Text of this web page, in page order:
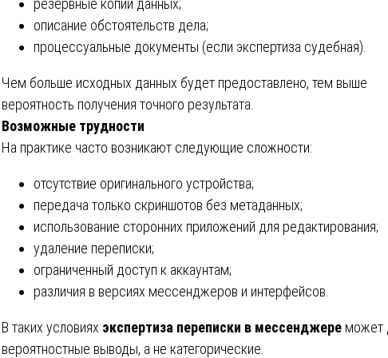
резервные копии данных;
описание обстоятельств дела;
процессуальные документы (если экспертиза судебная).
Чем больше исходных данных будет предоставлено, тем выше
вероятность получения точного результата.
Возможные трудности
На практике часто возникают следующие сложности:
отсутствие оригинального устройства;
передача только скриншотов без метаданных;
использование сторонних приложений для редактирования;
удаление переписки;
ограниченный доступ к аккаунтам;
различия в версиях мессенджеров и интерфейсов.
В таких условиях экспертиза переписки в мессенджере может
вероятностные выводы, а не категорические.